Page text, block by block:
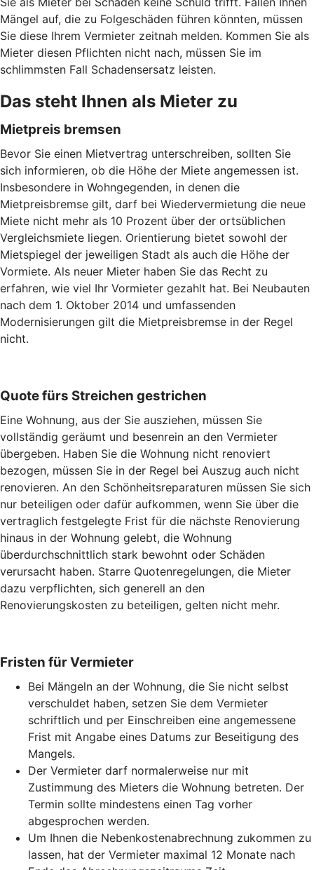
Mängel auf, die zu Folgeschäden führen könnten, müssen
Sie diese Ihrem Vermieter zeitnah melden. Kommen Sie als
Mieter diesen Pflichten nicht nach, müssen Sie im
schlimmsten Fall Schadensersatz leisten.
Das steht Ihnen als Mieter zu
Mietpreis bremsen
Bevor Sie einen Mietvertrag unterschreiben, sollten Sie
sich informieren, ob die Höhe der Miete angemessen ist.
Insbesondere in Wohngegenden, in denen die
Mietpreisbremse gilt, darf bei Wiedervermietung die neue
Miete nicht mehr als 10 Prozent über der ortsüblichen
Vergleichsmiete liegen. Orientierung bietet sowohl der
Mietspiegel der jeweiligen Stadt als auch die Höhe der
Vormiete. Als neuer Mieter haben Sie das Recht zu
erfahren, wie viel Ihr Vormieter gezahlt hat. Bei Neubauten
nach dem 1. Oktober 2014 und umfassenden
Modernisierungen gilt die Mietpreisbremse in der Regel
nicht.
Quote fürs Streichen gestrichen
Eine Wohnung, aus der Sie ausziehen, müssen Sie
vollständig geräumt und besenrein an den Vermieter
übergeben. Haben Sie die Wohnung nicht renoviert
bezogen, müssen Sie in der Regel bei Auszug auch nicht
renovieren. An den Schönheitsreparaturen müssen Sie sich
nur beteiligen oder dafür aufkommen, wenn Sie über die
vertraglich festgelegte Frist für die nächste Renovierung
hinaus in der Wohnung gelebt, die Wohnung
überdurchschnittlich stark bewohnt oder Schäden
verursacht haben. Starre Quotenregelungen, die Mieter
dazu verpflichten, sich generell an den
Renovierungskosten zu beteiligen, gelten nicht mehr.
Fristen für Vermieter
Bei Mängeln an der Wohnung, die Sie nicht selbst
verschuldet haben, setzen Sie dem Vermieter
schriftlich und per Einschreiben eine angemessene
Frist mit Angabe eines Datums zur Beseitigung des
Mangels.
Der Vermieter darf normalerweise nur mit
Zustimmung des Mieters die Wohnung betreten. Der
Termin sollte mindestens einen Tag vorher
abgesprochen werden.
Um Ihnen die Nebenkostenabrechnung zukommen zu
lassen, hat der Vermieter maximal 12 Monate nach